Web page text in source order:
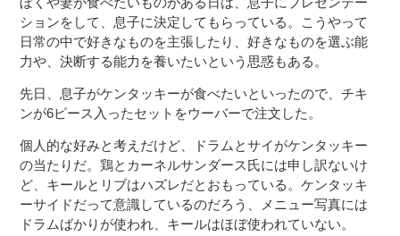
ションをして、息子に決定してもらっている。こうやって
日常の中で好きなものを主張したり、好きなものを選ぶ能
力や、決断する能力を養いたいという思惑もある。
先日、息子がケンタッキーが食べたいといったので、チキ
ンが6ピース入ったセットをウーバーで注文した。
個人的な好みと考えだけど、ドラムとサイがケンタッキー
の当たりだ。鶏とカーネルサンダース氏には申し訳ないけ
ど、キールとリブはハズレだとおもっている。ケンタッキ
ーサイドだって意識しているのだろう、メニュー写真には
ドラムばかりが使われ、キールはほぼ使われていない。